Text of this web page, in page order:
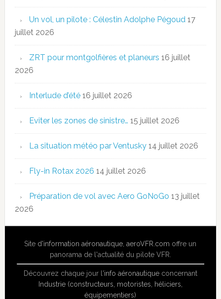
Un vol, un pilote : Célestin Adolphe Pégoud 17
juillet 2026
ZRT pour montgolfières et planeurs 16 juillet
2026
Interlude d’été 16 juillet 2026
Eviter les zones de sinistre… 15 juillet 2026
La situation météo par Ventusky 14 juillet 2026
Fly-in Rotax 2026 14 juillet 2026
Préparation de vol avec Aero GoNoGo 13 juillet
2026
Site d'information aéronautique,aeroVFR.com offre un
panorama de l'actualité du pilote VFR.
Découvrez chaque jour l'info aéronautiqueconcernant
Industrie (constructeurs, motoristes, héliciers,
équipementiers)